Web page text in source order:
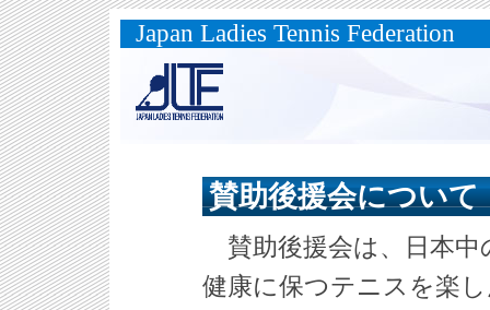
Japan Ladies Tennis Federation
賛助後援会について
賛助後援会は、日本中
健康に保つテニスを楽